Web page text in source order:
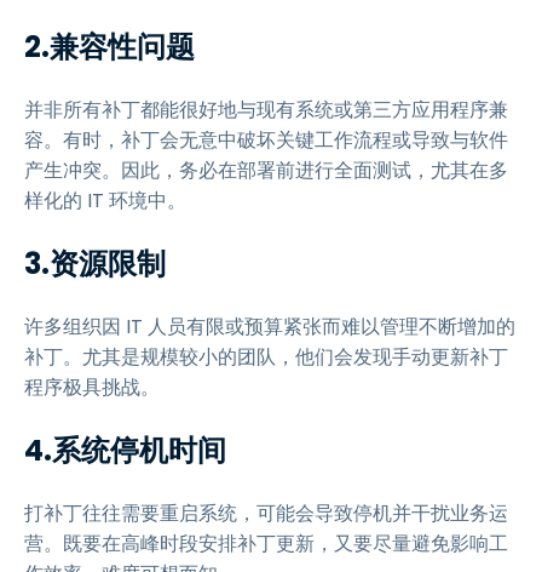
2.兼容性问题
并非所有补丁都能很好地与现有系统或第三方应用程序兼
容。有时，补丁会无意中破坏关键工作流程或导致与软件
产生冲突。因此，务必在部署前进行全面测试，尤其在多
样化的 IT 环境中。
3.资源限制
许多组织因 IT 人员有限或预算紧张而难以管理不断增加的
补丁。尤其是规模较小的团队，他们会发现手动更新补丁
程序极具挑战。
4.系统停机时间
打补丁往往需要重启系统，可能会导致停机并干扰业务运
营。既要在高峰时段安排补丁更新，又要尽量避免影响工